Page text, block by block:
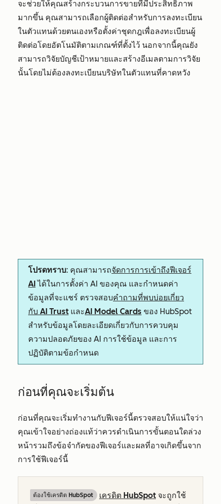
จะช่วยให้คุณสร้างกระบวนการขายที่มีประสิทธิภาพ
มากขึ้น คุณสามารถเลือกผู้ติดต่อสำหรับการลงทะเบียน
ในตัวแทนด้วยตนเองหรือตั้งค่าชุดกฎเพื่อลงทะเบียนผู้
ติดต่อโดยอัตโนมัติตามเกณฑ์ที่ตั้งไว้ นอกจากนี้คุณยัง
สามารถวิจัยบัญชีเป้าหมายและสร้างอีเมลตามการวิจัย
นั้นโดยไม่ต้องลงทะเบียนบริษัทในตัวแทนที่คาดหวัง
โปรดทราบ: คุณสามารถจัดการการเข้าถึงฟีเจอร์
AIได้ในการตั้งค่า AI ของคุณ และกำหนดค่า
ข้อมูลที่จะแชร์ ตรวจสอบคำถามที่พบบ่อยเกี่ยว
กับ AI Trust และAI Model Cards ของ HubSpot
สำหรับข้อมูลโดยละเอียดเกี่ยวกับการควบคุม
ความปลอดภัยของ AI การใช้ข้อมูล และการ
ปฏิบัติตามข้อกำหนด
ก่อนที่คุณจะเริ่มต้น
ก่อนที่คุณจะเริ่มทำงานกับฟีเจอร์นี้ตรวจสอบให้แน่ใจว่า
คุณเข้าใจอย่างถ่องแท้ว่าควรดำเนินการขั้นตอนใดล่วง
หน้ารวมถึงข้อจำกัดของฟีเจอร์และผลที่อาจเกิดขึ้นจาก
การใช้ฟีเจอร์นี้
ต้องใช้เครดิต HubSpot เครดิต HubSpot จะถูกใช้